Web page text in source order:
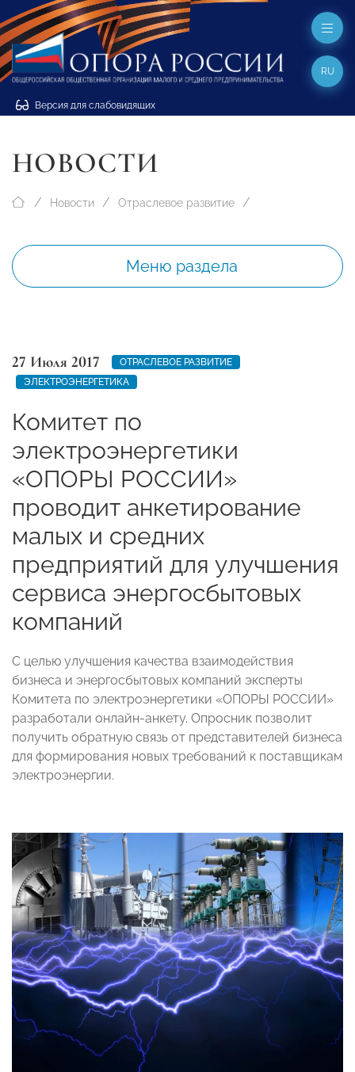
Версия для слабовидящих
RU
НОВОСТИ
Новости Отраслевое развитие
Меню раздела
27 Июля 2017
ОТРАСЛЕВОЕ РАЗВИТИЕ
ЭЛЕКТРОЭНЕРГЕТИКА
Комитет по
электроэнергетики
«ОПОРЫ РОССИИ»
проводит анкетирование
малых и средних
предприятий для улучшения
сервиса энергосбытовых
компаний
С целью улучшения качества взаимодействия
бизнеса и энергосбытовых компаний эксперты
Комитета по электроэнергетики «ОПОРЫ РОССИИ»
разработали онлайн-анкету. Опросник позволит
получить обратную связь от представителей бизнеса
для формирования новых требований к поставщикам
электроэнергии.